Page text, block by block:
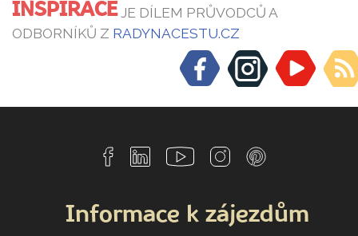
INSPIRACEJE DÍLEM PRŮVODCŮ A
ODBORNÍKŮ Z RADYNACESTU.CZ
Informace k zájezdům